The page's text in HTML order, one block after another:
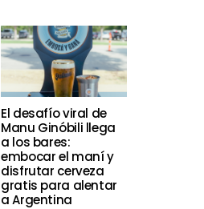
El desafío viral de
Manu Ginóbili llega
a los bares:
embocar el maní y
disfrutar cerveza
gratis para alentar
a Argentina